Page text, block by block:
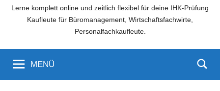
Lerne komplett online und zeitlich flexibel für deine IHK-Prüfung
Kaufleute für Büromanagement, Wirtschaftsfachwirte,
Personalfachkaufleute.
MENÜ